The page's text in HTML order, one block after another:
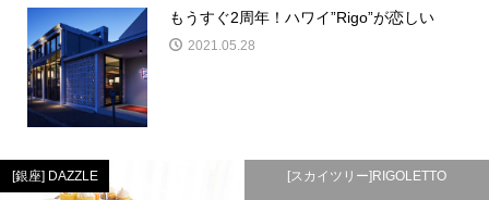
もうすぐ2周年！ハワイ”Rigo”が恋しい
2021.05.28
[銀座] DAZZLE [スカイツリー]RIGOLETTO